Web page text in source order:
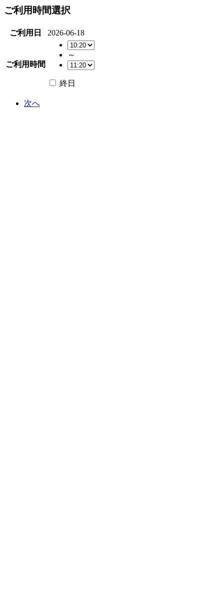
ご利用時間選択
ご利用日 2026-06-18
ご利用時間
～
終日
次へ